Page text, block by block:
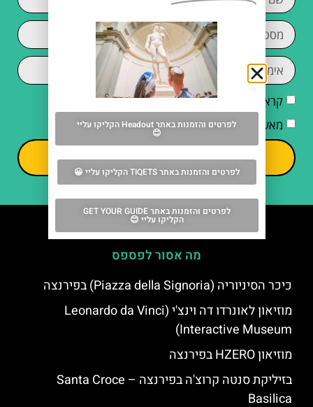
קראתי והסכמתי למדיניות הפרטיות
מאשר/ת קבלת דיוור וחומרים פרסומיים
שליחה
מה אסור לפספס
כיכר הסיניוריה (Piazza della Signoria) בפירנצה
מוזיאון לאונרדו דה וינצ'י (Leonardo da Vinci
Interactive Museum)
מוזיאון HZERO בפירנצה
בזיליקת סנטה קרוצ'ה בפירנצה – Santa Croce
Basilica
לפרטים והזמנות באתר Headout הקליקו עליי
😊
לפרטים והזמנות באתר TIQETS הקליקו עליי 😀
לפרטים והזמנות באתר GET YOUR GUIDE
הקליקו עליי 😊